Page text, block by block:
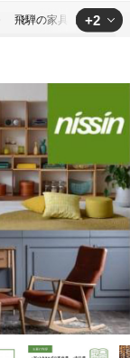
飛騨の家具 あとから選
+2